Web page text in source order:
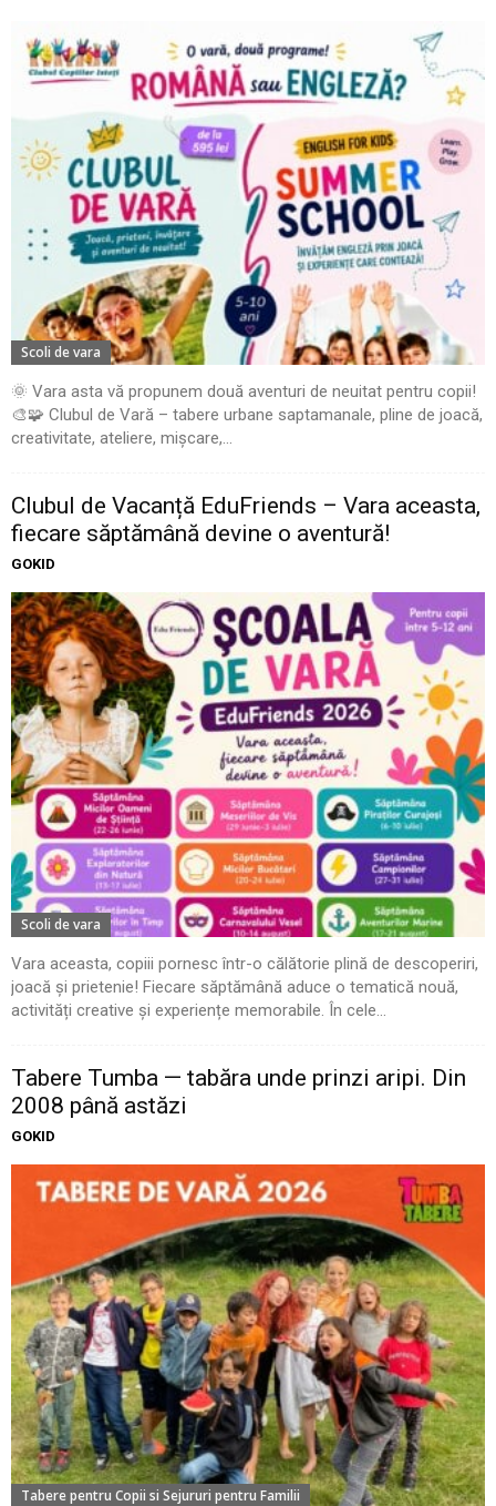
Scoli de vara
🌞 Vara asta vă propunem două aventuri de neuitat pentru copii!
🎨🧩 Clubul de Vară – tabere urbane saptamanale, pline de joacă,
creativitate, ateliere, mișcare,...
Clubul de Vacanță EduFriends – Vara aceasta,
fiecare săptămână devine o aventură!
GOKID
Scoli de vara
Vara aceasta, copiii pornesc într-o călătorie plină de descoperiri,
joacă și prietenie! Fiecare săptămână aduce o tematică nouă,
activități creative și experiențe memorabile. În cele...
Tabere Tumba — tabăra unde prinzi aripi. Din
2008 până astăzi
GOKID
Tabere pentru Copii si Sejururi pentru Familii